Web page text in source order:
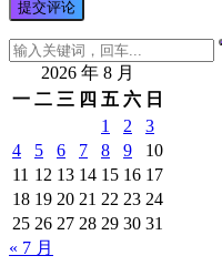
2026 年 8 月
一 二 三 四 五 六 日
1
2
3
4
5 6 7 8 9
10
11 12 13 14 15 16 17
18 19 20 21 22 23 24
25 26 27 28 29 30 31
« 7 月